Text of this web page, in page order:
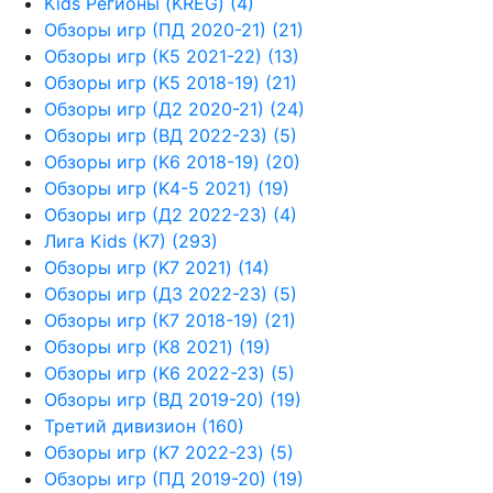
Обзоры игр (ПД 2020-21) (21)
Обзоры игр (К5 2021-22) (13)
Обзоры игр (K5 2018-19) (21)
Обзоры игр (Д2 2020-21) (24)
Обзоры игр (ВД 2022-23) (5)
Обзоры игр (K6 2018-19) (20)
Обзоры игр (K4-5 2021) (19)
Обзоры игр (Д2 2022-23) (4)
Лига Kids (K7) (293)
Обзоры игр (K7 2021) (14)
Обзоры игр (Д3 2022-23) (5)
Обзоры игр (К7 2018-19) (21)
Обзоры игр (K8 2021) (19)
Обзоры игр (K6 2022-23) (5)
Обзоры игр (ВД 2019-20) (19)
Третий дивизион (160)
Обзоры игр (K7 2022-23) (5)
Обзоры игр (ПД 2019-20) (19)